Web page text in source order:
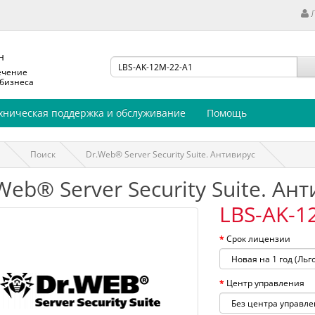
поддержка и обслуживание Помощь
Поиск Dr.Web® Server Security Suite. Антивирус
Server Security Suite.
LBS-AK-
Срок лицензии
Центр управления